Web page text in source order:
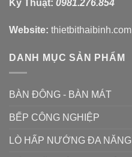
Kỹ Thuật: 0981.276.854
Website: thietbithaibinh.com
DANH MỤC SẢN PHẨM
BÀN ĐÔNG - BÀN MÁT
BẾP CÔNG NGHIỆP
LÒ HẤP NƯỚNG ĐA NĂNG